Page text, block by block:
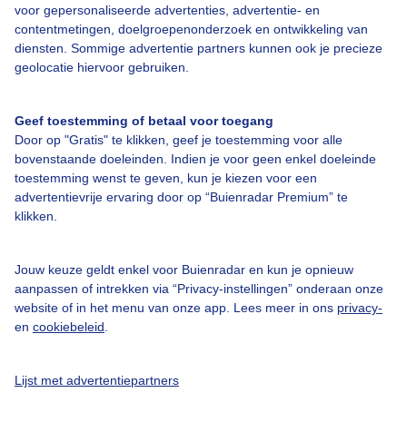
voor gepersonaliseerde advertenties, advertentie- en
contentmetingen, doelgroepenonderzoek en ontwikkeling van
diensten. Sommige advertentie partners kunnen ook je precieze
geolocatie hiervoor gebruiken.
Geef toestemming of betaal voor toegang
Door op "Gratis" te klikken, geef je toestemming voor alle
bovenstaande doeleinden. Indien je voor geen enkel doeleinde
toestemming wenst te geven, kun je kiezen voor een
advertentievrije ervaring door op “Buienradar Premium” te
klikken.
Jouw keuze geldt enkel voor Buienradar en kun je opnieuw
aanpassen of intrekken via “Privacy-instellingen” onderaan onze
website of in het menu van onze app. Lees meer in ons privacy-
en cookiebeleid
Lijst met advertentiepartners
Over Buienradar
Veelgestelde vragen
Contact
Toegankelijkheid
Buienradar Team
Privacy instellingen